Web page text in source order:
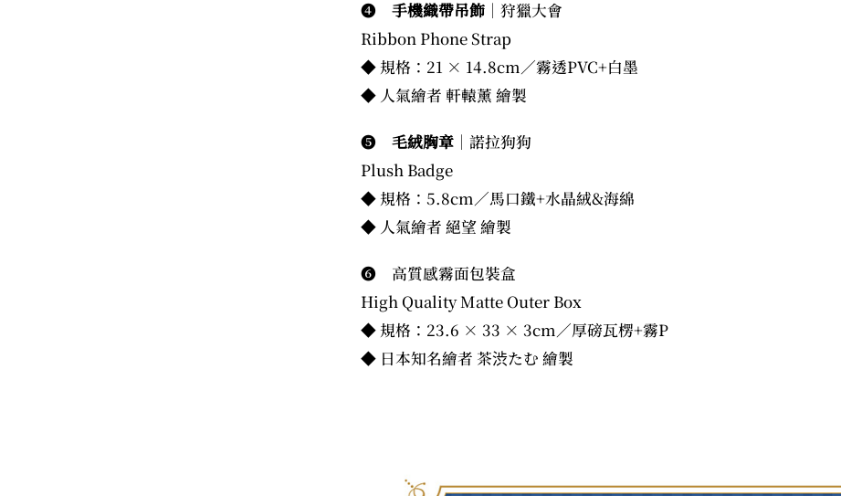
❹手機織帶吊飾｜狩獵大會
Ribbon Phone Strap
◆ 規格：21 × 14.8cm／霧透PVC+白墨
◆ 人氣繪者 軒轅薰 繪製
❺毛絨胸章｜諾拉狗狗
Plush Badge
◆ 規格：5.8cm／馬口鐵+水晶絨&海綿
◆ 人氣繪者 絕望 繪製
❻ 高質感霧面包裝盒
High Quality Matte Outer Box
◆ 規格：23.6 × 33 × 3cm／厚磅瓦楞+霧P
◆ 日本知名繪者 茶渋たむ 繪製